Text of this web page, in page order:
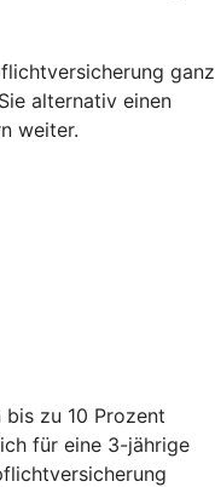
ganz
alternativ einen
weiter.
bis zu 10 Prozent
für eine 3-jährige